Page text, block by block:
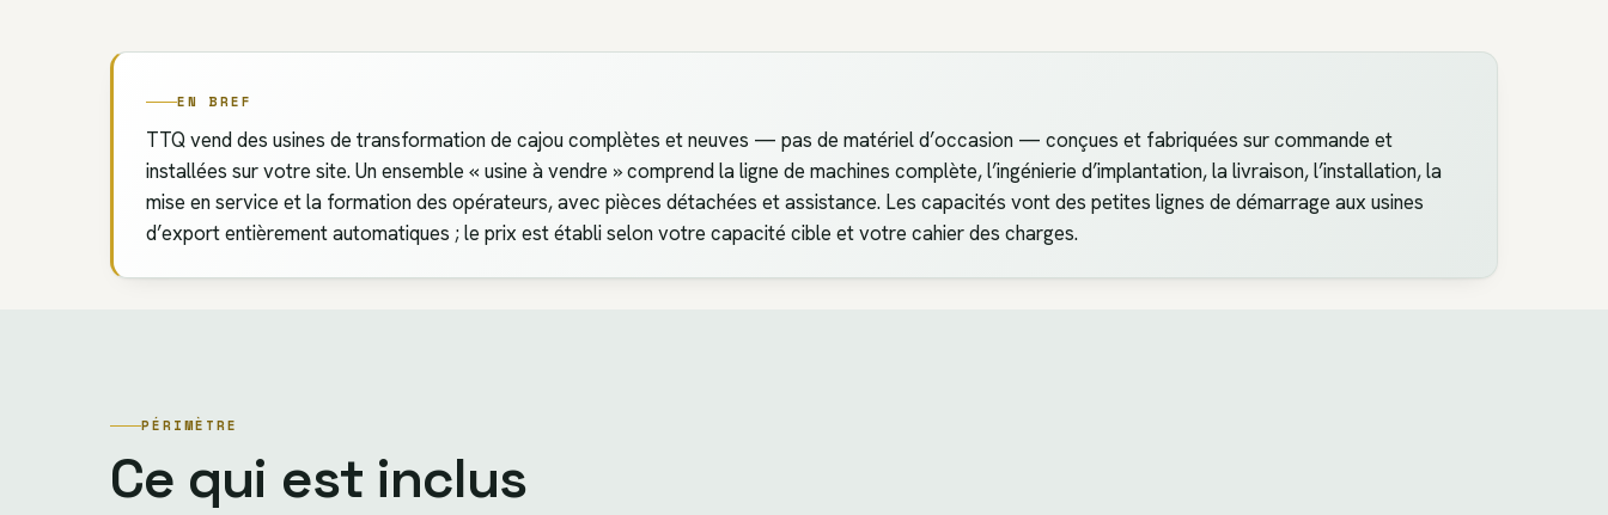
EN BREF
TTQ vend des usines de transformation de cajou complètes et neuves — pas de matériel d’occasion — conçues et fabriquées sur commande et
installées sur votre site. Un ensemble « usine à vendre » comprend la ligne de machines complète, l’ingénierie d’implantation, la livraison, l’installation, la
mise en service et la formation des opérateurs, avec pièces détachées et assistance. Les capacités vont des petites lignes de démarrage aux usines
d’export entièrement automatiques ; le prix est établi selon votre capacité cible et votre cahier des charges.
PÉRIMÈTRE
Ce qui est inclus